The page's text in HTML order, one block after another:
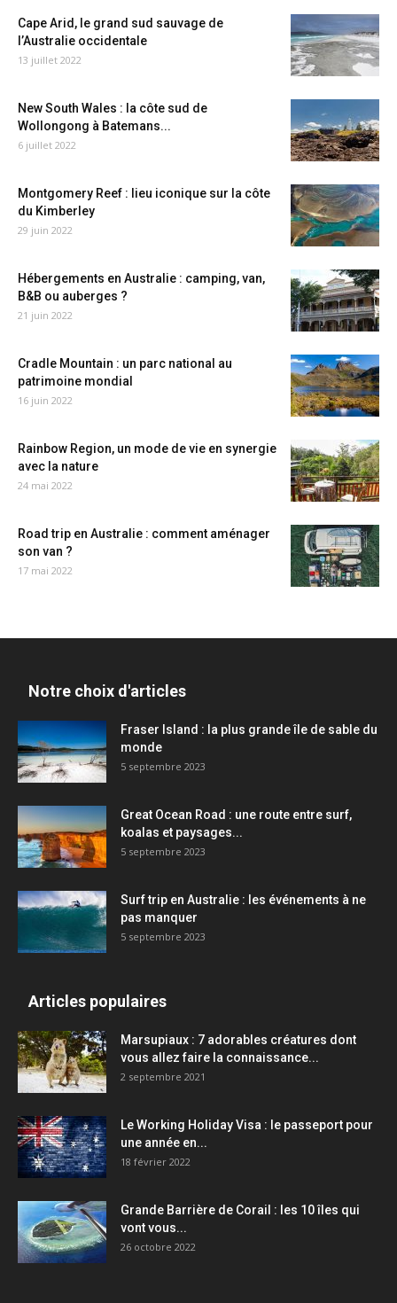
Cape Arid, le grand sud sauvage de
l’Australie occidentale
13 juillet 2022
New South Wales : la côte sud de
Wollongong à Batemans...
6 juillet 2022
Montgomery Reef : lieu iconique sur la côte
du Kimberley
29 juin 2022
Hébergements en Australie : camping, van,
B&B ou auberges ?
21 juin 2022
Cradle Mountain : un parc national au
patrimoine mondial
16 juin 2022
Rainbow Region, un mode de vie en synergie
avec la nature
24 mai 2022
Road trip en Australie : comment aménager
son van ?
17 mai 2022
Notre choix d'articles
Fraser Island : la plus grande île de sable du
monde
5 septembre 2023
Great Ocean Road : une route entre surf,
koalas et paysages...
5 septembre 2023
Surf trip en Australie : les événements à ne
pas manquer
5 septembre 2023
Articles populaires
Marsupiaux : 7 adorables créatures dont
vous allez faire la connaissance...
2 septembre 2021
Le Working Holiday Visa : le passeport pour
une année en...
18 février 2022
Grande Barrière de Corail : les 10 îles qui
vont vous...
26 octobre 2022